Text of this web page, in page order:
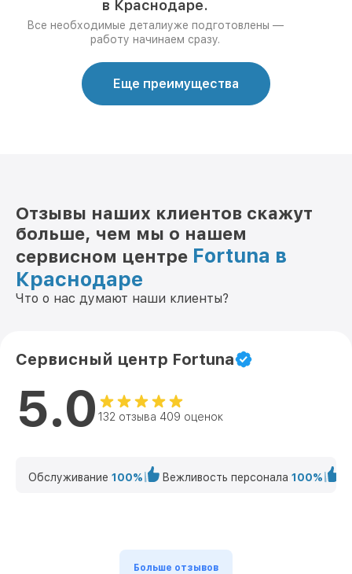
в Краснодаре.
Все необходимые деталиуже подготовлены —
работу начинаем сразу.
Еще преимущества
Отзывы наших клиентов скажут
больше, чем мы о нашем
сервисном центре Fortuna в
Краснодаре
Что о нас думают наши клиенты?
Сервисный центр Fortuna
5.0 132 отзыва 409 оценок
Обслуживание 100% Вежливость персонала 100%
Больше отзывов